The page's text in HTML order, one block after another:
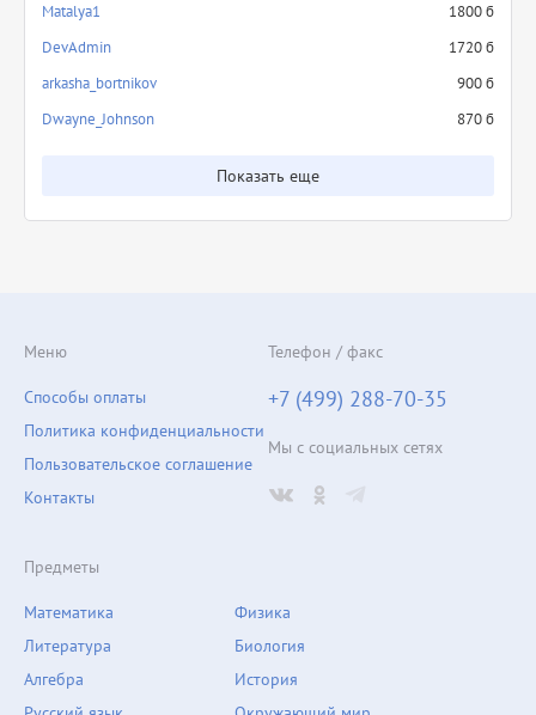
Matalya1
1800 б
DevAdmin
1720 б
arkasha_bortnikov
900 б
Dwayne_Johnson
870 б
Показать еще
Предметы
Математика
Литература
Алгебра
Физика
Биология
История
Меню
Способы оплаты
Политика конфиденциальности
Пользовательское соглашение
Контакты
Телефон / факс
+7 (499) 288-70-35
Мы с социальных сетях